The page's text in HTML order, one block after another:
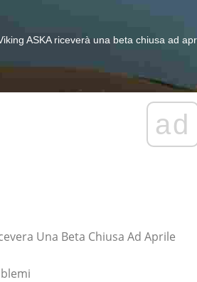
ASKA riceverà una beta chiusa ad
ad
Una Beta Chiusa Ad Aprile